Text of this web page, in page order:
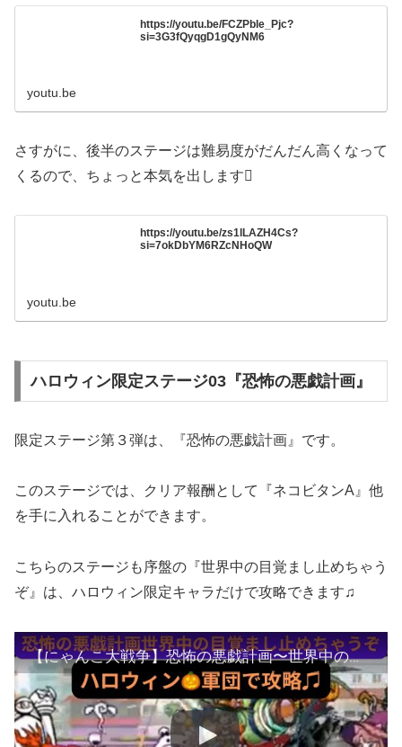
https://youtu.be/FCZPble_Pjc?
si=3G3fQyqgD1gQyNM6
youtu.be
さすがに、後半のステージは難易度がだんだん高くなって
くるので、ちょっと本気を出します
https://youtu.be/zs1lLAZH4Cs?
si=7okDbYM6RZcNHoQW
youtu.be
ハロウィン限定ステージ03『恐怖の悪戯計画』
限定ステージ第３弾は、『恐怖の悪戯計画』です。
このステージでは、クリア報酬として『ネコビタンA』他
を手に入れることができます。
こちらのステージも序盤の『世界中の目覚まし止めちゃう
ぞ』は、ハロウィン限定キャラだけで攻略できます♫
【にゃんこ大戦争】恐怖の悪戯計画〜世界中の目覚まし遅らせちゃうぞ❣️ハロウィン🎃軍団で攻略♫